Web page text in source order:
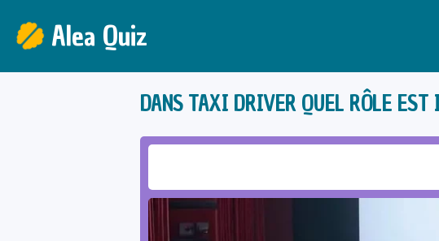
Alea Quiz
DANS TAXI DRIVER QUEL RÔLE